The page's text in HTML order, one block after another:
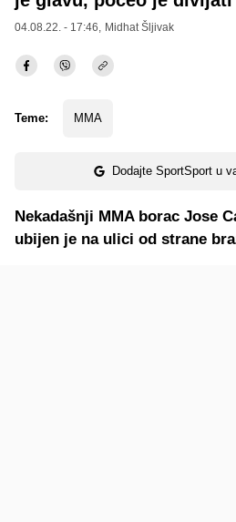
04.08.22. - 17:46, Midhat Šljivak
Teme: MMA
Dodajte SportSport u
Nekadašnji MMA borac Jose
ubijen je na ulici od strane